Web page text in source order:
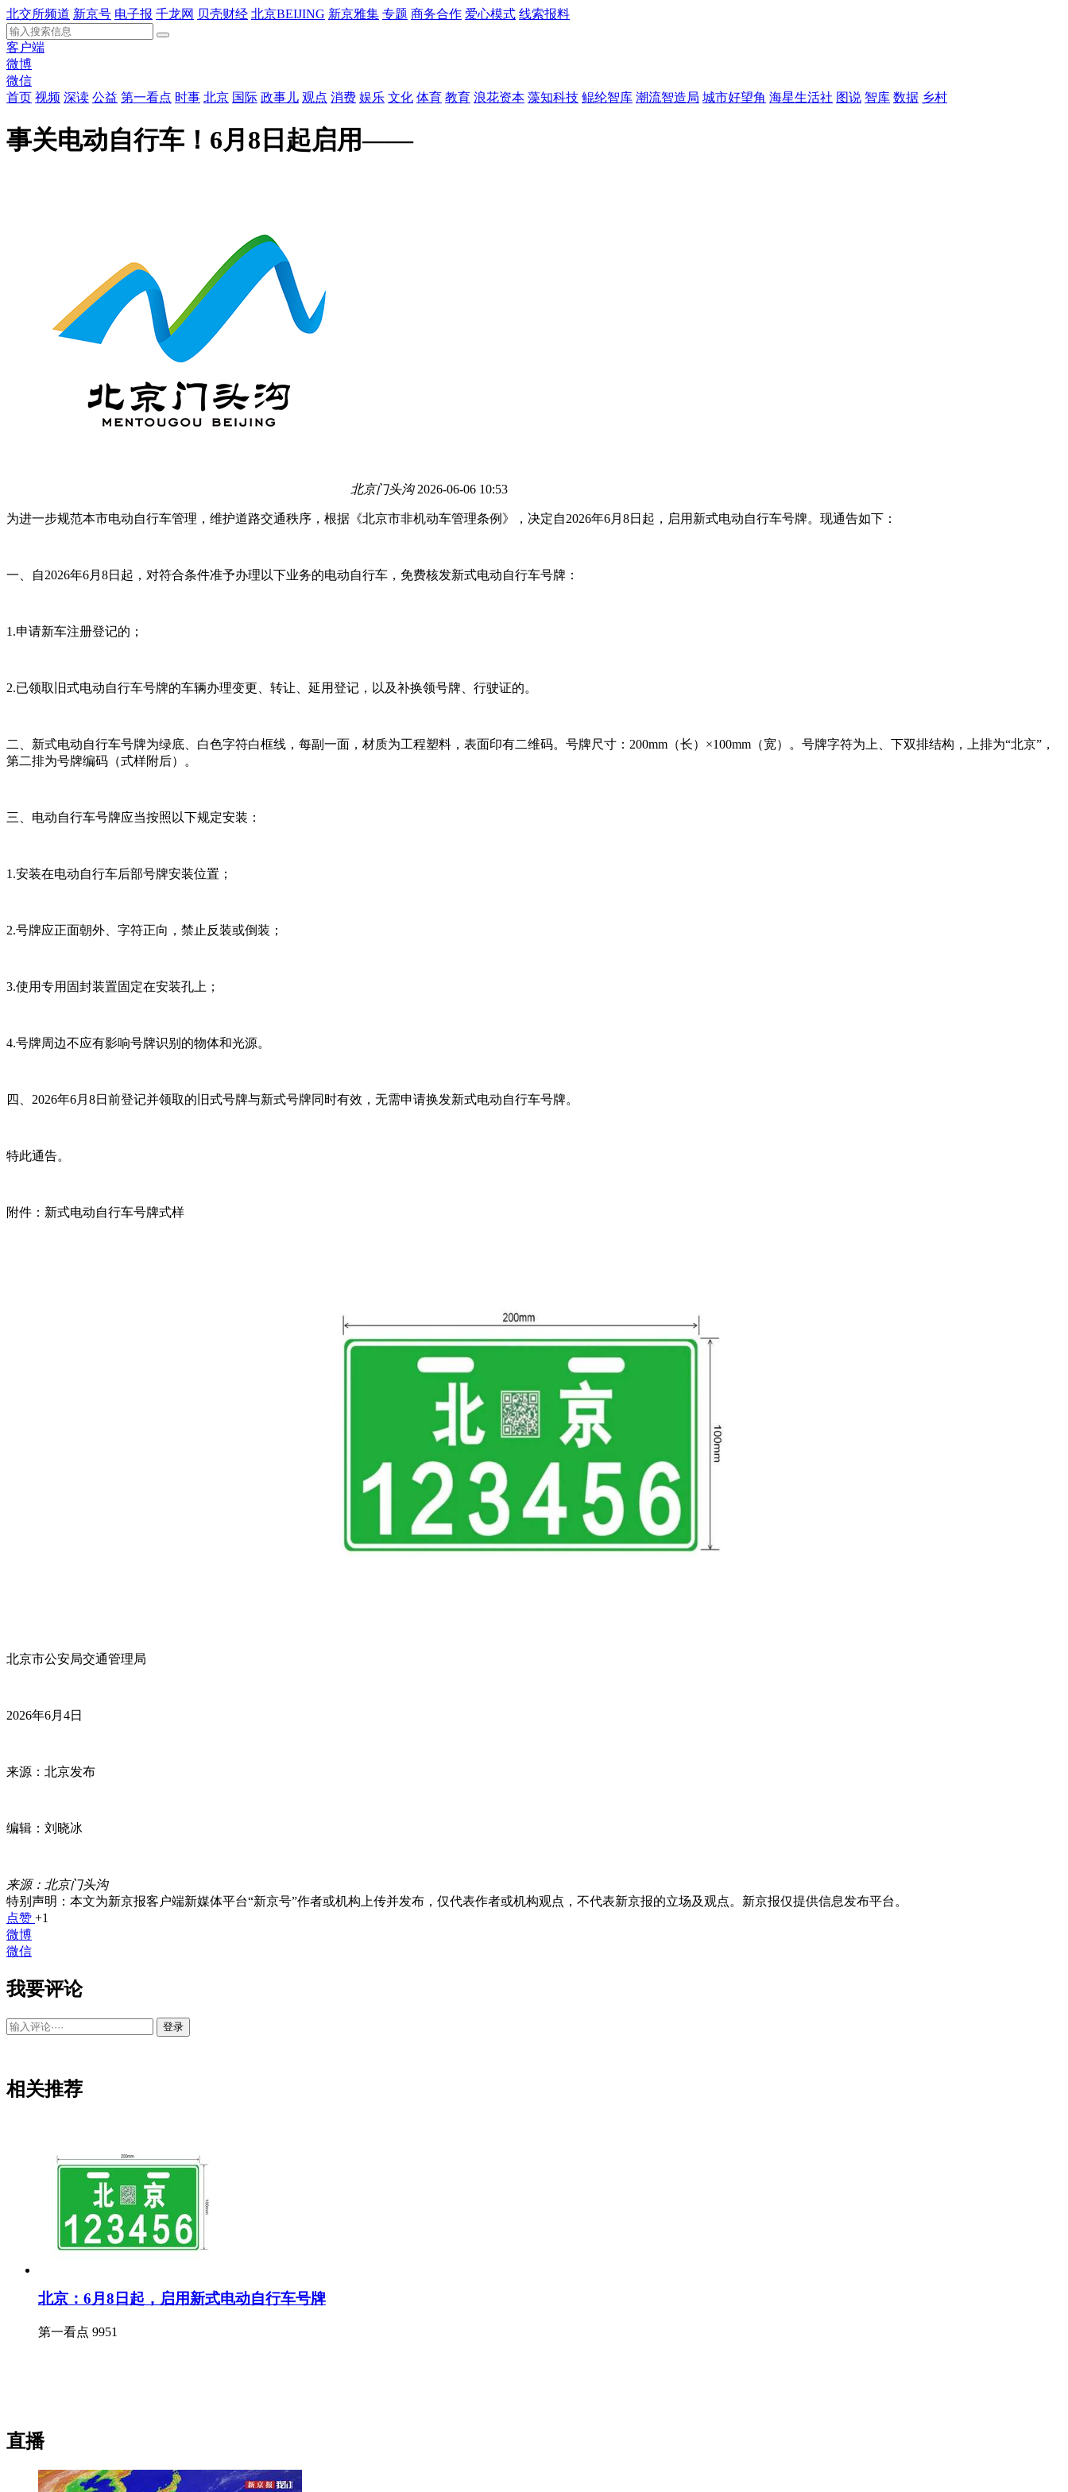
北交所频道 新京号 电子报 千龙网 贝壳财经 北京BEIJING 新京雅集 专题 商务合作 爱心模式 线索报料
客户端
微博
微信
首页 视频 深读 公益 第一看点 时事 北京 国际 政事儿 观点 消费 娱乐 文化 体育 教育 浪花资本 藻知科技 鲲纶智库 潮流智造局 城市好望角 海星生活社 图说 智库 数据 乡村
事关电动自行车！6月8日起启用——
北京门头沟 2026-06-06 10:53
为进一步规范本市电动自行车管理，维护道路交通秩序，根据《北京市非机动车管理条例》，决定自2026年6月8日起，启用新式电动自行车号牌。现通告如下：
一、自2026年6月8日起，对符合条件准予办理以下业务的电动自行车，免费核发新式电动自行车号牌：
1.申请新车注册登记的；
2.已领取旧式电动自行车号牌的车辆办理变更、转让、延用登记，以及补换领号牌、行驶证的。
二、新式电动自行车号牌为绿底、白色字符白框线，每副一面，材质为工程塑料，表面印有二维码。号牌尺寸：200mm（长）×100mm（宽）。号牌字符为上、下双排结构，上排为“北京”，
第二排为号牌编码（式样附后）。
三、电动自行车号牌应当按照以下规定安装：
1.安装在电动自行车后部号牌安装位置；
2.号牌应正面朝外、字符正向，禁止反装或倒装；
3.使用专用固封装置固定在安装孔上；
4.号牌周边不应有影响号牌识别的物体和光源。
四、2026年6月8日前登记并领取的旧式号牌与新式号牌同时有效，无需申请换发新式电动自行车号牌。
特此通告。
附件：新式电动自行车号牌式样
北京市公安局交通管理局
2026年6月4日
来源：北京发布
编辑：刘晓冰
来源：北京门头沟
特别声明：本文为新京报客户端新媒体平台“新京号”作者或机构上传并发布，仅代表作者或机构观点，不代表新京报的立场及观点。新京报仅提供信息发布平台。
点赞 +1
微博
微信
我要评论
登录
相关推荐
北京：6月8日起，启用新式电动自行车号牌
第一看点 9951
直播